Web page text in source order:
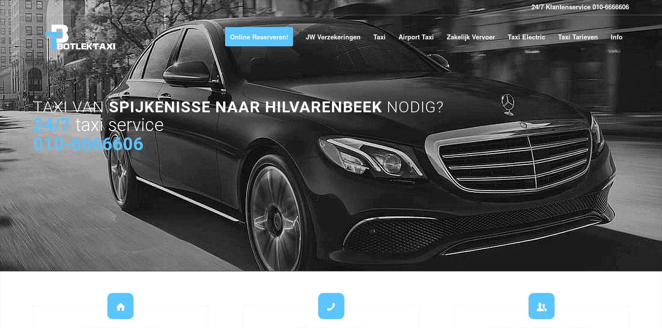
24/7 Klantenservice 010-6666606
Online Reserveren! JW Verzekeringen Taxi Airport Taxi Zakelijk Vervoer Taxi Electric Taxi Tarieven Info
TAXI VANSPIJKENISSE NAAR HILVARENBEEK NODIG?
24/7 taxi service
010-6666606